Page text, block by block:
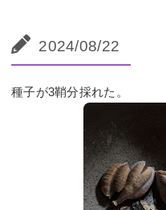
2024/08/22
種子が3鞘分採れた。